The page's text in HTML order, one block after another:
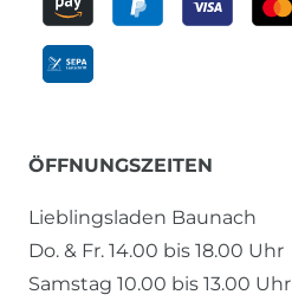
ÖFFNUNGSZEITEN
Lieblingsladen Baunach
Do. & Fr. 14.00 bis 18.00 Uhr
Samstag 10.00 bis 13.00 Uhr